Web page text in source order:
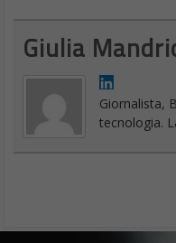
Giulia
Giornalista,
tecnologia.